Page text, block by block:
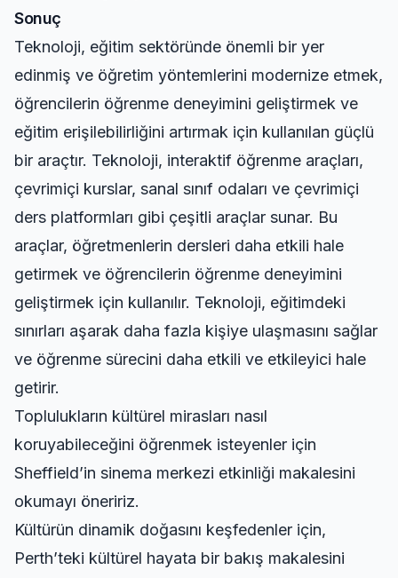
Sonuç
Teknoloji, eğitim sektöründe önemli bir yer
edinmiş ve öğretim yöntemlerini modernize etmek,
öğrencilerin öğrenme deneyimini geliştirmek ve
eğitim erişilebilirliğini artırmak için kullanılan güçlü
bir araçtır. Teknoloji, interaktif öğrenme araçları,
çevrimiçi kurslar, sanal sınıf odaları ve çevrimiçi
ders platformları gibi çeşitli araçlar sunar. Bu
araçlar, öğretmenlerin dersleri daha etkili hale
getirmek ve öğrencilerin öğrenme deneyimini
geliştirmek için kullanılır. Teknoloji, eğitimdeki
sınırları aşarak daha fazla kişiye ulaşmasını sağlar
ve öğrenme sürecini daha etkili ve etkileyici hale
getirir.
Toplulukların kültürel mirasları nasıl
koruyabileceğini öğrenmek isteyenler için
Sheffield’in sinema merkezi etkinliği makalesini
okumayı öneririz.
Kültürün dinamik doğasını keşfedenler için,
Perth’teki kültürel hayata bir bakış makalesini